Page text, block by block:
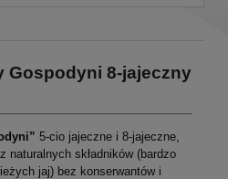
Gospodyni 8-jajeczny
5-cio jajeczne i 8-jajeczne,
naturalnych składników (bardzo
jaj) bez konserwantów i